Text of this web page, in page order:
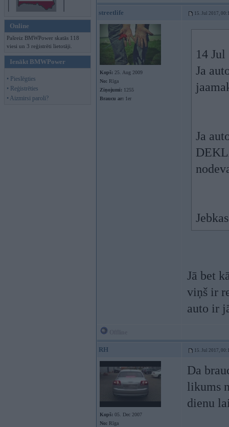
Online
Pašreiz BMWPower skatās 118
viesi un 3 reģistrēti lietotāji.
Ienākt BMWPower
• Pieslēgties
• Reģistrēties
• Aizmirsi paroli?
streetlife 15. Jul 2017,
Kopš: 25. Aug 2009
No: Rīga
Ziņojumi: 1255
Braucu ar: 1er
14
Ja
Ja
Jā bet
viņš ir
auto ir
RH 15. Jul 2017,
Kopš: 05. Dec 2007
No: Rīga
Da
likums
dienu